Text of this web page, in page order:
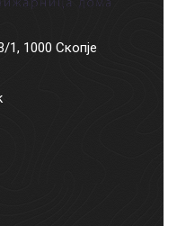
1000 Скопје